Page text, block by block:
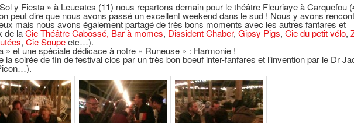
y Fiesta » à Leucates (11) nous repartons demain pour le théâtre Fleuriaye à Carquefou
peut dire que nous avons passé un excellent weekend dans le sud ! Nous y avons
mais nous avons également partagé de très bons moments avec les autres fanfares et
de laCie Théâtre Cabossé, Bar à momes, Dissident Chaber, Gipsy Pigs, Cie du petit vélo,
, Cie Soupeetc…).
» et une spéciale dédicace à notre « Runeuse » : Harmonie !
soirée de fin de festival clos par un très bon boeuf inter-fanfares et l’invention par le Dr